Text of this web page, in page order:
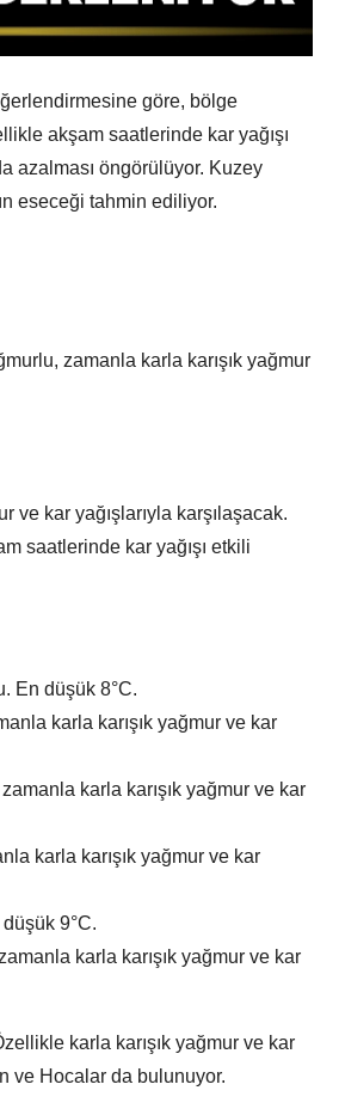
göre, bölge
akşam saatlerinde kar yağışı
azalması öngörülüyor. Kuzey
eseceği tahmin ediliyor.
zamanla karla karışık yağmur
ve kar yağışlarıyla karşılaşacak.
saatlerinde kar yağışı etkili
En düşük 8°C.
karla karışık yağmur ve kar
karla karışık yağmur ve kar
karla karışık yağmur ve kar
9°C.
karla karışık yağmur ve kar
karla karışık yağmur ve kar
ve Hocalar da bulunuyor.